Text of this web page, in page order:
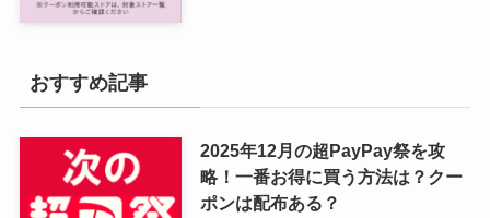
おすすめ記事
2025年12月の超PayPay祭を攻
略！一番お得に買う方法は？クー
ポンは配布ある？